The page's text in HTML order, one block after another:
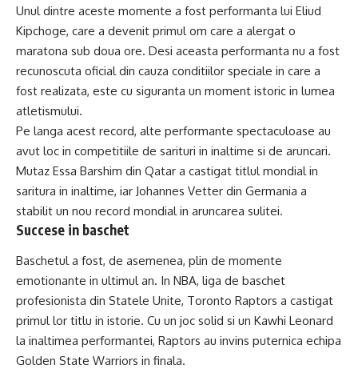
Unul dintre aceste momente a fost performanta lui Eliud
Kipchoge, care a devenit primul om care a alergat o
maratona sub doua ore. Desi aceasta performanta nu a fost
recunoscuta oficial din cauza conditiilor speciale in care a
fost realizata, este cu siguranta un moment istoric in lumea
atletismului.
Pe langa acest record, alte performante spectaculoase au
avut loc in competitiile de sarituri in inaltime si de aruncari.
Mutaz Essa Barshim din Qatar a castigat titlul mondial in
saritura in inaltime, iar Johannes Vetter din Germania a
stabilit un nou record mondial in aruncarea sulitei.
Succese in baschet
Baschetul a fost, de asemenea, plin de momente
emotionante in ultimul an. In NBA, liga de baschet
profesionista din Statele Unite, Toronto Raptors a castigat
primul lor titlu in istorie. Cu un joc solid si un Kawhi Leonard
la inaltimea performantei, Raptors au invins puternica echipa
Golden State Warriors in finala.